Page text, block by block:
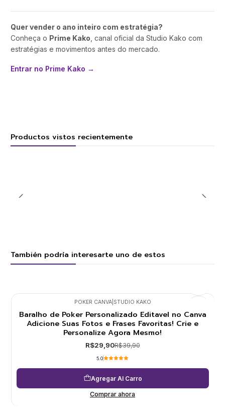
Quer vender o ano inteiro com estratégia?
Conheça o Prime Kako , canal oficial da Studio Kako com
estratégias e movimentos antes do mercado.
Entrar no Prime Kako →
Productos vistos recientemente
También podría interesarte uno de estos
-25%
POKER CANVA| STUDIO KAKO
Baralho de Poker Personalizado Editavel no Canva
Adicione Suas Fotos e Frases Favoritas! Crie e
Personalize Agora Mesmo!
R$29,90R$39,90
5.0
Agregar Al Carro
Comprar ahora